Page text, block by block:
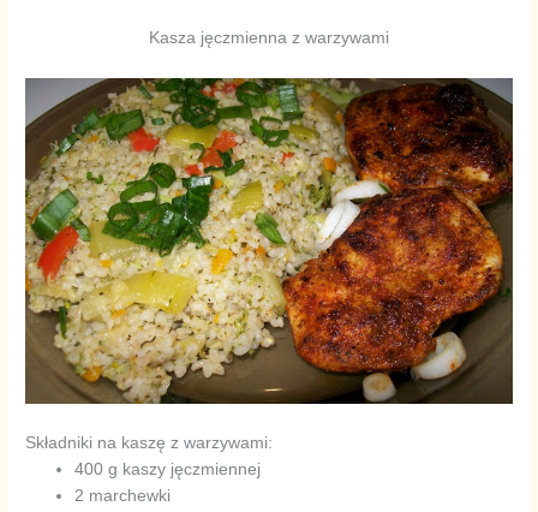
Kasza jęczmienna z warzywami
Składniki na kaszę z warzywami:
400 g kaszy jęczmiennej
2 marchewki